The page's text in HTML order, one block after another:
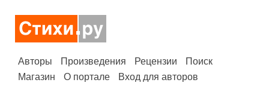
Авторы Произведения Рецензии
Поиск
Магазин
О портале Вход для авторов